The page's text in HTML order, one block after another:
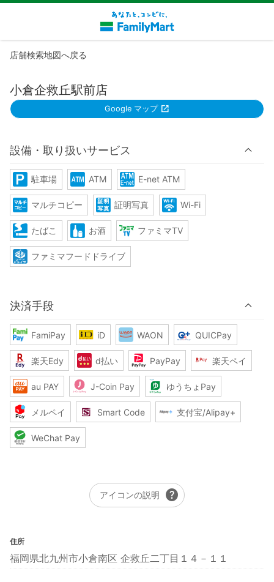
店舗検索地図へ戻る
小倉企救丘駅前店
Google マップ
設備・取り扱いサービス
駐車場 ATM E-net ATM
マルチコピー 証明写真 Wi-Fi
たばこ お酒 ファミマTV
ファミマフードドライブ
決済手段
FamiPay iD WAON QUICPay
楽天Edy d払い PayPay 楽天ペイ
au PAY J-Coin Pay ゆうちょPay
メルペイ Smart Code 支付宝/Alipay+
WeChat Pay
アイコンの説明 help
住所
福岡県北九州市小倉南区 企救丘二丁目１４－１１